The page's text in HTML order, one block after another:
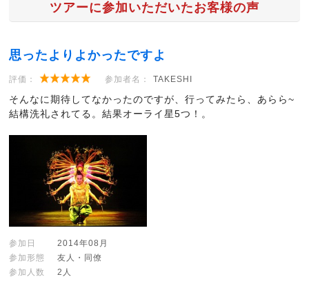
ツアーに参加いただいたお客様の声
思ったよりよかったですよ
評価： 参加者名： TAKESHI
そんなに期待してなかったのですが、行ってみたら、あらら~
結構洗礼されてる。結果オーライ星5つ！。
参加日
2014年08月
参加形態
友人・同僚
参加人数
2人